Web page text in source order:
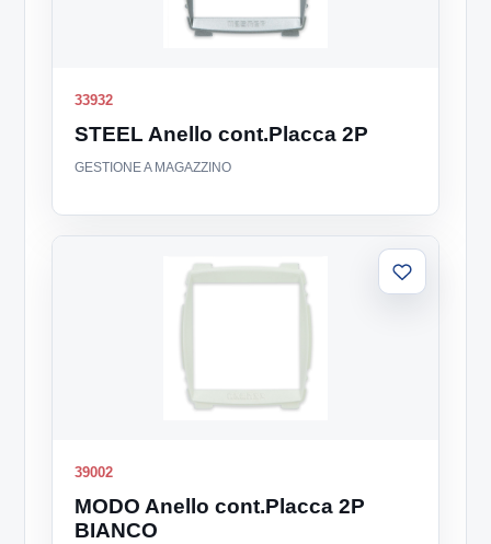
33932
STEEL Anello cont.Placca 2P
GESTIONE A MAGAZZINO
39002
MODO Anello cont.Placca 2P
BIANCO
Aggiungi
alla